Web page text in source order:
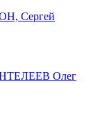
Сергей
Олег